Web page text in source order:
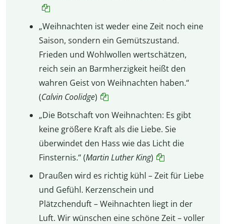
„Weihnachten ist weder eine Zeit noch eine
Saison, sondern ein Gemütszustand.
Frieden und Wohlwollen wertschätzen,
reich sein an Barmherzigkeit heißt den
wahren Geist von Weihnachten haben.“
(Calvin Coolidge)
„Die Botschaft von Weihnachten: Es gibt
keine größere Kraft als die Liebe. Sie
überwindet den Hass wie das Licht die
Finsternis.“ (Martin Luther King)
Draußen wird es richtig kühl – Zeit für Liebe
und Gefühl. Kerzenschein und
Plätzchenduft – Weihnachten liegt in der
Luft. Wir wünschen eine schöne Zeit – voller